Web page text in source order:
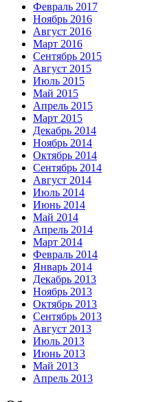
Февраль 2017
Ноябрь 2016
Август 2016
Март 2016
Сентябрь 2015
Август 2015
Июль 2015
Май 2015
Апрель 2015
Март 2015
Декабрь 2014
Ноябрь 2014
Октябрь 2014
Сентябрь 2014
Август 2014
Июль 2014
Июнь 2014
Май 2014
Апрель 2014
Март 2014
Февраль 2014
Январь 2014
Декабрь 2013
Ноябрь 2013
Октябрь 2013
Сентябрь 2013
Август 2013
Июль 2013
Июнь 2013
Май 2013
Апрель 2013